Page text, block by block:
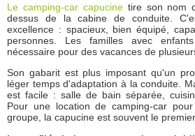
Le camping-car capucinetire son nom
dessus de la cabine de conduite.
excellence : spacieux, bien équipé,
personnes. Les familles avec
nécessaire pour des vacances de
Son gabarit est plus imposant qu'un
léger temps d'adaptation à la conduite.
est facile : salle de bain séparée,
Pour une location de camping-car
groupe, la capucine est souvent le